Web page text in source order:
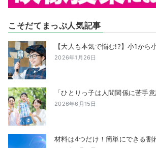
こそだてまっぷ人気記事
【大人も本気で悩む!?】小1から
2026年1月26日
「ひとりっ子は人間関係に苦手
2026年6月15日
材料は4つだけ！簡単にできる割